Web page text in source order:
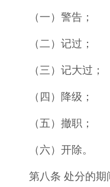
（一）警告；
（二）记过；
（三）记大过；
（四）降级；
（五）撤职；
（六）开除。
第八条 处分的期